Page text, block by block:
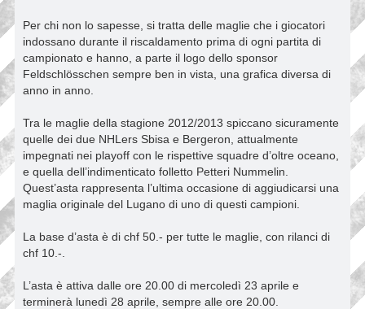
Per chi non lo sapesse, si tratta delle maglie che i giocatori
indossano durante il riscaldamento prima di ogni partita di
campionato e hanno, a parte il logo dello sponsor
Feldschlösschen sempre ben in vista, una grafica diversa di
anno in anno.
Tra le maglie della stagione 2012/2013 spiccano sicuramente
quelle dei due NHLers Sbisa e Bergeron, attualmente
impegnati nei playoff con le rispettive squadre d’oltre oceano,
e quella dell’indimenticato folletto Petteri Nummelin.
Quest’asta rappresenta l’ultima occasione di aggiudicarsi una
maglia originale del Lugano di uno di questi campioni.
La base d’asta è di chf 50.- per tutte le maglie, con rilanci di
chf 10.-.
L’asta è attiva dalle ore 20.00 di mercoledì 23 aprile e
terminerà lunedì 28 aprile, sempre alle ore 20.00.